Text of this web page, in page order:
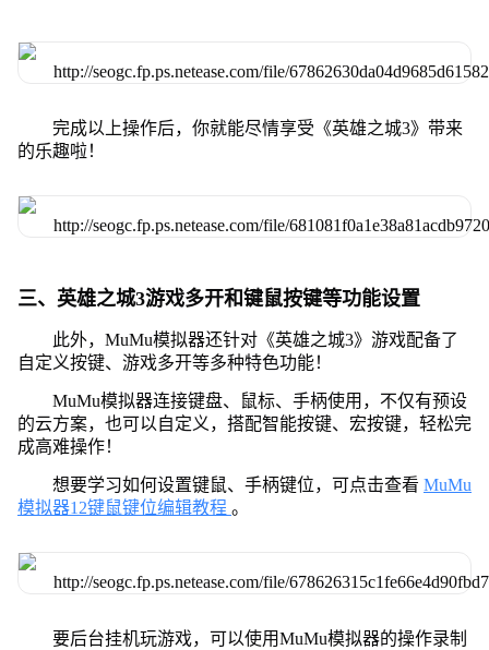
完成以上操作后，你就能尽情享受《英雄之城3》带来
的乐趣啦！
三、英雄之城3游戏多开和键鼠按键等功能设置
此外，MuMu模拟器还针对《英雄之城3》游戏配备了
自定义按键、游戏多开等多种特色功能！
MuMu模拟器连接键盘、鼠标、手柄使用，不仅有预设
的云方案，也可以自定义，搭配智能按键、宏按键，轻松完
成高难操作！
想要学习如何设置键鼠、手柄键位，可点击查看 MuMu
模拟器12键鼠键位编辑教程 。
要后台挂机玩游戏，可以使用MuMu模拟器的操作录制